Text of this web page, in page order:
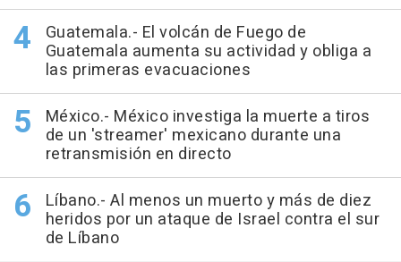
Guatemala.- El volcán de Fuego de
Guatemala aumenta su actividad y obliga a
las primeras evacuaciones
México.- México investiga la muerte a tiros
de un 'streamer' mexicano durante una
retransmisión en directo
Líbano.- Al menos un muerto y más de diez
heridos por un ataque de Israel contra el sur
de Líbano